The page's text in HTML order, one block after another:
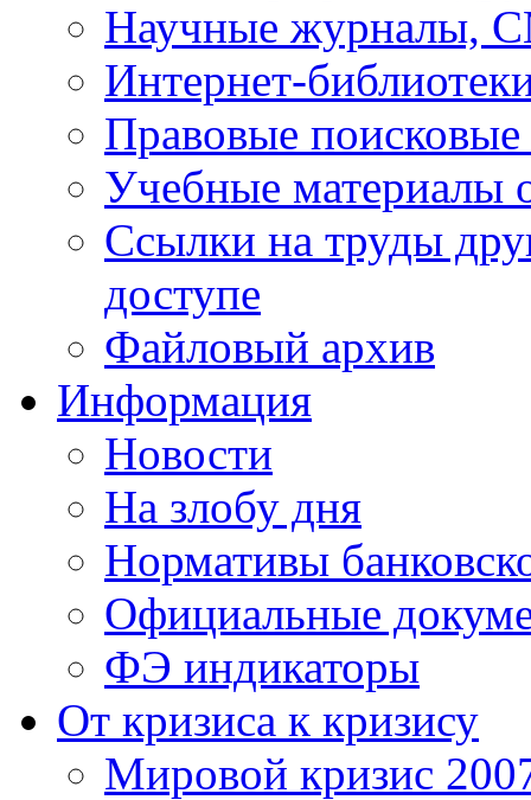
Научные журналы,
Интернет-
Правовые
Учебные материалы
Ссылки на труды
доступе
Файловый архив
Информация
Новости
На злобу дня
Нормативы
Официальные
ФЭ индикаторы
От кризиса к кризису
Мировой кризис